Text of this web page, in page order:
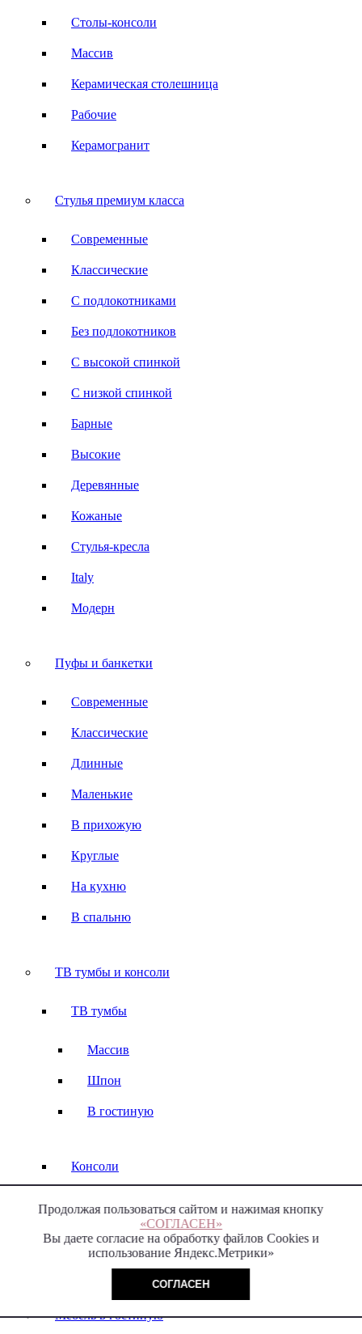
Продолжая пользоваться сайтом и нажимая кнопку
«СОГЛАСЕН»
Вы даете согласие на обработку файлов Cookies и
использование Яндекс.Метрики»
СОГЛАСЕН
Столы-консоли
Массив
Керамическая столешница
Рабочие
Керамогранит
Стулья премиум класса
Современные
Классические
С подлокотниками
Без подлокотников
С высокой спинкой
С низкой спинкой
Барные
Высокие
Деревянные
Кожаные
Стулья-кресла
Italy
Модерн
Пуфы и банкетки
Современные
Классические
Длинные
Маленькие
В прихожую
Круглые
На кухню
В спальню
ТВ тумбы и консоли
ТВ тумбы
Массив
Шпон
В гостиную
Консоли
Массив
Мебель в гостиную